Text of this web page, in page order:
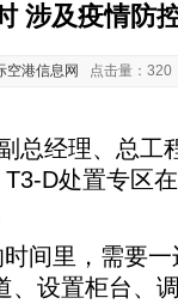
涉及疫情防
空港信息网 点击量：
经理、总工
D处置专区
里，需要一
、设置柜台、